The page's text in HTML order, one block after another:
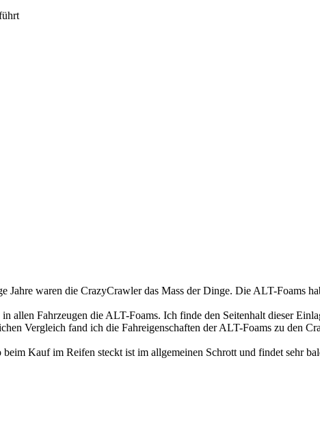
waren die CrazyCrawler das Mass der Dinge. Die ALT-Foams
allen Fahrzeugen die ALT-Foams. Ich finde den Seitenhalt dieser
Vergleich fand ich die Fahreigenschaften der ALT-Foams zu den
Kauf im Reifen steckt ist im allgemeinen Schrott und findet sehr